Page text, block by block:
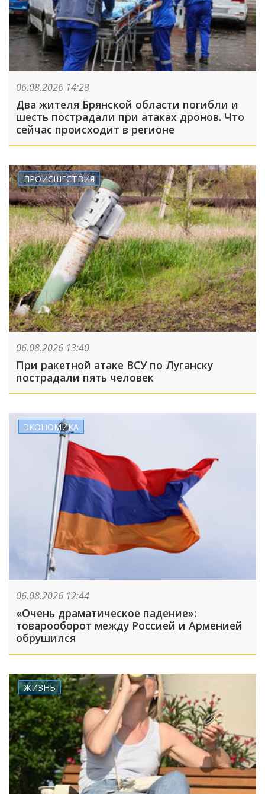
06.08.2026 14:28
Два жителя Брянской области погибли и
шесть пострадали при атаках дронов. Что
сейчас происходит в регионе
ПРОИСШЕСТВИЯ
06.08.2026 13:40
При ракетной атаке ВСУ по Луганску
пострадали пять человек
ЭКОНОМИКА
06.08.2026 12:44
«Очень драматическое падение»:
товарооборот между Россией и Арменией
обрушился
ЖИЗНЬ